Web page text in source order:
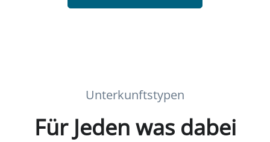
Unterkunftstypen
Für Jeden was dabei